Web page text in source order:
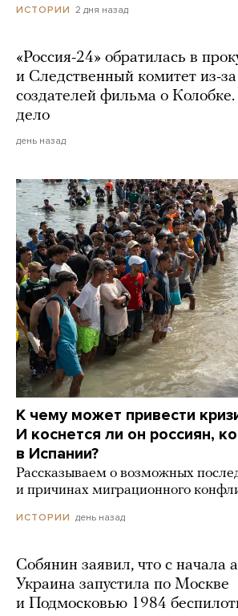
ИСТОРИИ 2 дня назад
«Россия-24» обратилась в
и Следственный комитет из-
создателей фильма о
дело
день назад
К чему может привести
И коснется ли он россиян,
в Испании?
Рассказываем о возможных
и причинах миграционного
ИСТОРИИ день назад
Собянин заявил, что с начала
Украина запустила по Москве
и Подмосковью 1984